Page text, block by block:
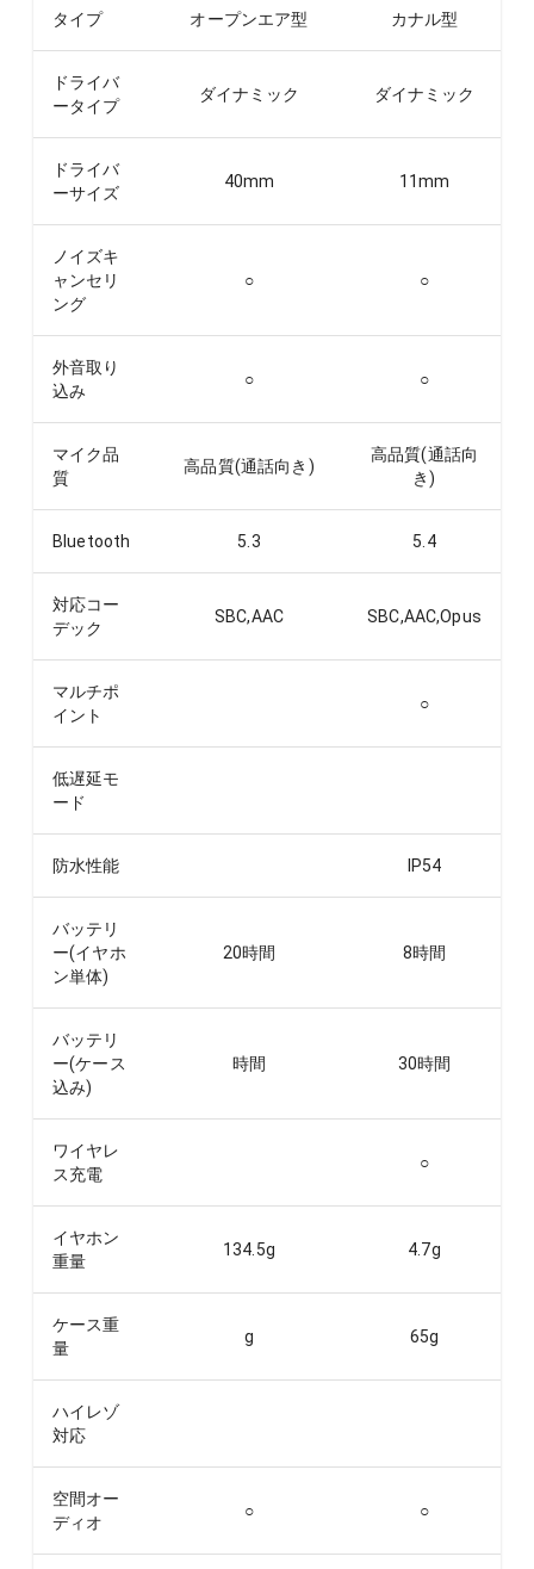
タイプ オープンエア型 カナル型
ドライバ
ータイプ
ダイナミック ダイナミック
ドライバ
ーサイズ
40mm 11mm
ノイズキ
ャンセリ
ング
○ ○
外音取り
込み
○ ○
マイク品
質
高品質(通話向き)
高品質(通話向
き)
Bluetooth 5.3 5.4
対応コー
デック
SBC,AAC SBC,AAC,Opus
マルチポ
イント
○
低遅延モ
ード
防水性能 IP54
バッテリ
ー(イヤホ
ン単体)
20時間 8時間
バッテリ
ー(ケース
込み)
時間 30時間
ワイヤレ
ス充電
○
イヤホン
重量
134.5g 4.7g
ケース重
量
g 65g
ハイレゾ
対応
空間オー
ディオ
○ ○